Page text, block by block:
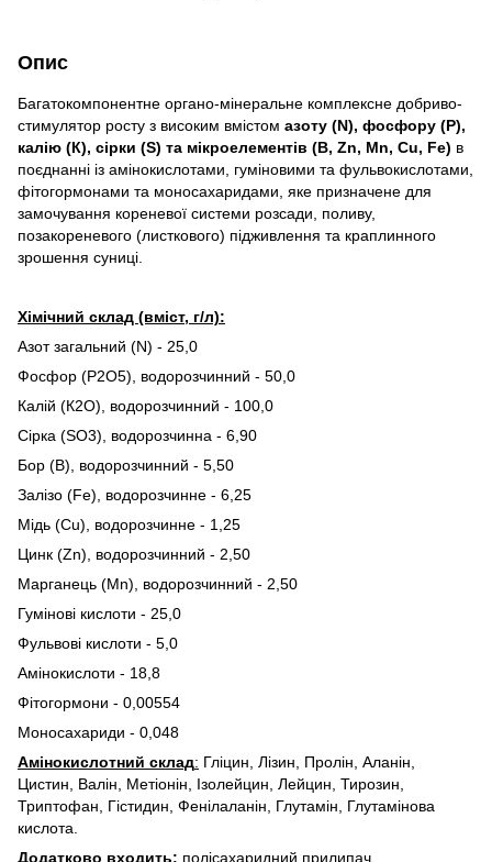
Опис
Багатокомпонентне органо-мінеральне комплексне добриво-
стимулятор росту з високим вмістом азоту (N), фосфору (Р),
калію (К), сірки (S) та мікроелементів (В, Zn, Mn, Cu, Fe) в
поєднанні із амінокислотами, гуміновими та фульвокислотами,
фітогормонами та моносахаридами, яке призначене для
замочування кореневої системи розсади, поливу,
позакореневого (листкового) підживлення та краплинного
зрошення суниці.
Хімічний склад (вміст, г/л):
Азот загальний (N) - 25,0
Фосфор (Р2О5), водорозчинний - 50,0
Калій (К2О), водорозчинний - 100,0
Сірка (SO3), водорозчинна - 6,90
Бор (В), водорозчинний - 5,50
Залізо (Fe), водорозчинне - 6,25
Мідь (Cu), водорозчинне - 1,25
Цинк (Zn), водорозчинний - 2,50
Марганець (Mn), водорозчинний - 2,50
Гумінові кислоти - 25,0
Фульвові кислоти - 5,0
Амінокислоти - 18,8
Фітогормони - 0,00554
Моносахариди - 0,048
Амінокислотний склад: Гліцин, Лізин, Пролін, Аланін,
Цистин, Валін, Метіонін, Ізолейцин, Лейцин, Тирозин,
Триптофан, Гістидин, Фенілаланін, Глутамін, Глутамінова
кислота.
Додатково входить: полісахаридний прилипач.